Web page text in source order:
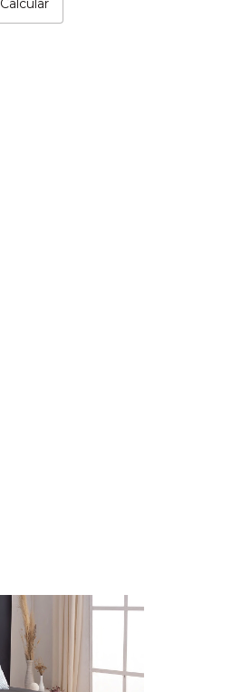
Calcular